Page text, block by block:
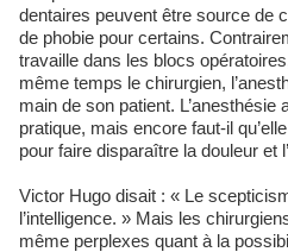
dentaires peuvent être source de
de phobie pour certains.
travaille dans les blocs
même temps le chirurgien,
main de son patient.
pratique, mais encore faut-il
pour faire disparaître la douleur et
Victor Hugo disait : « Le
l’intelligence. » Mais les
même perplexes quant à la